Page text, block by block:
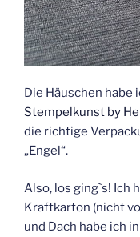
Die Häuschen habe
Stempelkunst by
die richtige
„Engel“.
Also, los ging`s! Ich
Kraftkarton (nicht
und Dach habe ich